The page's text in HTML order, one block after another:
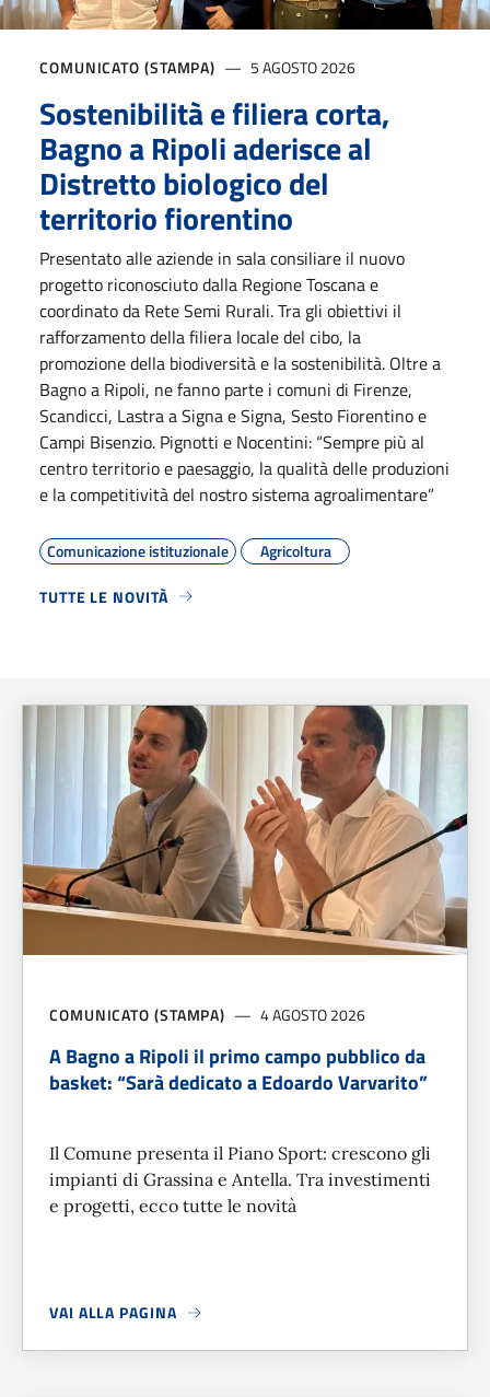
COMUNICATO (STAMPA) 5 AGOSTO 2026
Sostenibilità e filiera corta,
Bagno a Ripoli aderisce al
Distretto biologico del
territorio fiorentino
Presentato alle aziende in sala consiliare il nuovo
progetto riconosciuto dalla Regione Toscana e
coordinato da Rete Semi Rurali. Tra gli obiettivi il
rafforzamento della filiera locale del cibo, la
promozione della biodiversità e la sostenibilità. Oltre a
Bagno a Ripoli, ne fanno parte i comuni di Firenze,
Scandicci, Lastra a Signa e Signa, Sesto Fiorentino e
Campi Bisenzio. Pignotti e Nocentini: “Sempre più al
centro territorio e paesaggio, la qualità delle produzioni
e la competitività del nostro sistema agroalimentare”
Comunicazione istituzionale
Agricoltura
TUTTE LE NOVITÀ
COMUNICATO (STAMPA) 4 AGOSTO 2026
A Bagno a Ripoli il primo campo pubblico da
basket: “Sarà dedicato a Edoardo Varvarito”
Il Comune presenta il Piano Sport: crescono gli
impianti di Grassina e Antella. Tra investimenti
e progetti, ecco tutte le novità
VAI ALLA PAGINA
A PROPOSITO DIA BAGNO A RIPOLI IL PRIMO CAMPO